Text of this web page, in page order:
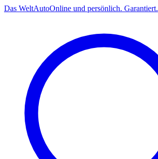
Das WeltAutoOnline und persönlich. Garantiert.